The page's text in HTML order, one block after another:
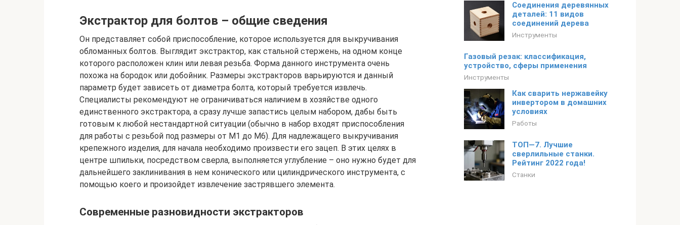
Экстрактор для болтов – общие сведения
Он представляет собой приспособление, которое используется для выкручивания
обломанных болтов. Выглядит экстрактор, как стальной стержень, на одном конце
которого расположен клин или левая резьба. Форма данного инструмента очень
похожа на бородок или добойник. Размеры экстракторов варьируются и данный
параметр будет зависеть от диаметра болта, который требуется извлечь.
Специалисты рекомендуют не ограничиваться наличием в хозяйстве одного
единственного экстрактора, а сразу лучше запастись целым набором, дабы быть
готовым к любой нестандартной ситуации (обычно в набор входят приспособления
для работы с резьбой под размеры от М1 до М6). Для надлежащего выкручивания
крепежного изделия, для начала необходимо произвести его зацеп. В этих целях в
центре шпильки, посредством сверла, выполняется углубление – оно нужно будет для
дальнейшего заклинивания в нем конического или цилиндрического инструмента, с
помощью коего и произойдет извлечение застрявшего элемента.
Современные разновидности экстракторов
Соединения деревянных
деталей: 11 видов
соединений дерева
Инструменты
Газовый резак: классификация,
устройство, сферы применения
Инструменты
Как сварить нержавейку
инвертором в домашних
условиях
Работы
ТОП—7. Лучшие
сверлильные станки.
Рейтинг 2022 года!
Станки